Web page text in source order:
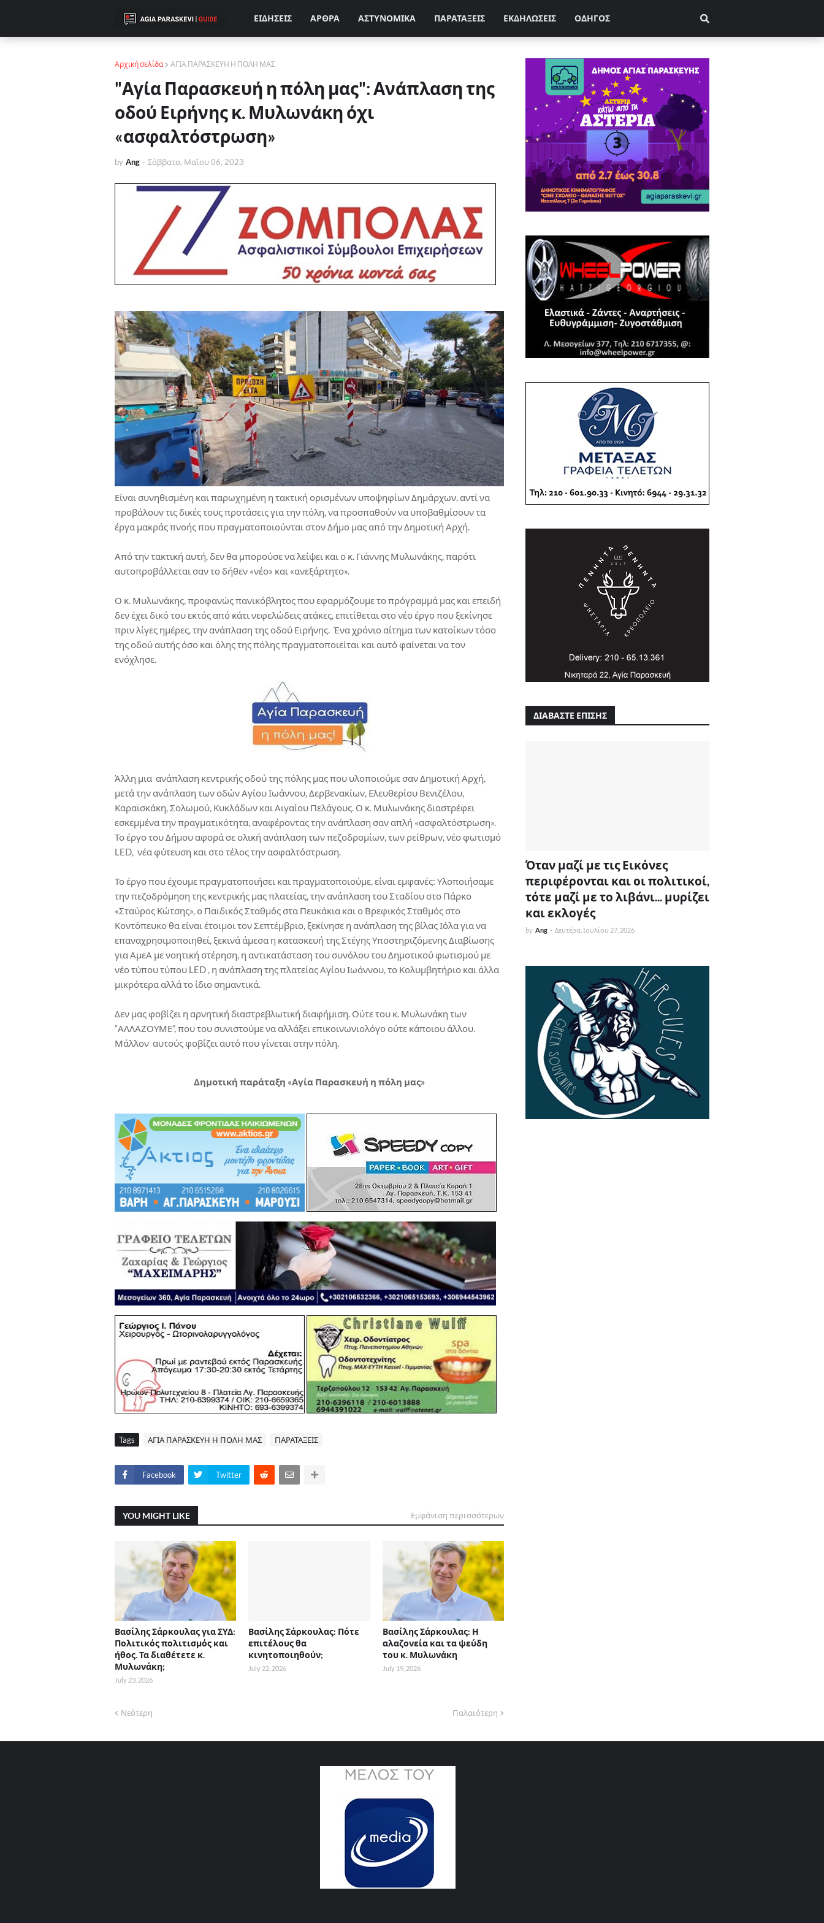
ΕΙΔΗΣΕΙΣ ΑΡΘΡΑ ΑΣΤΥΝΟΜΙΚΑ ΠΑΡΑΤΑΞΕΙΣ ΕΚΔΗΛΩΣΕΙΣ ΟΔΗΓΟΣ
Αρχική σελίδα ΑΓΙΑ ΠΑΡΑΣΚΕΥΗ Η ΠΟΛΗ ΜΑΣ
"Αγία Παρασκευή η πόλη μας": Ανάπλαση της
οδού Ειρήνης κ. Μυλωνάκη όχι
«ασφαλτόστρωση»
by Ang - Σάββατο, Μαΐου 06, 2023
Είναι συνηθισμένη και παρωχημένη η τακτική ορισμένων υποψηφίων Δημάρχων, αντί να
προβάλουν τις δικές τους προτάσεις για την πόλη, να προσπαθούν να υποβαθμίσουν τα
έργα μακράς πνοής που πραγματοποιούνται στον Δήμο μας από την Δημοτική Αρχή.
Από την τακτική αυτή, δεν θα μπορούσε να λείψει και ο κ. Γιάννης Μυλωνάκης, παρότι
αυτοπροβάλλεται σαν το δήθεν «νέο» και «ανεξάρτητο».
Ο κ. Μυλωνάκης, προφανώς πανικόβλητος που εφαρμόζουμε το πρόγραμμά μας και επειδή
δεν έχει δικό του εκτός από κάτι νεφελώδεις ατάκες, επιτίθεται στο νέο έργο που ξεκίνησε
πριν λίγες ημέρες, την ανάπλαση της οδού Ειρήνης. Ένα χρόνιο αίτημα των κατοίκων τόσο
της οδού αυτής όσο και όλης της πόλης πραγματοποιείται και αυτό φαίνεται να τον
ενόχλησε.
Άλλη μια ανάπλαση κεντρικής οδού της πόλης μας που υλοποιούμε σαν Δημοτική Αρχή,
μετά την ανάπλαση των οδών Αγίου Ιωάννου, Δερβενακίων, Ελευθερίου Βενιζέλου,
Καραϊσκάκη, Σολωμού, Κυκλάδων και Αιγαίου Πελάγους. Ο κ. Μυλωνάκης διαστρέφει
εσκεμμένα την πραγματικότητα, αναφέροντας την ανάπλαση σαν απλή «ασφαλτόστρωση».
Το έργο του Δήμου αφορά σε ολική ανάπλαση των πεζοδρομίων, των ρείθρων, νέο φωτισμό
LED, νέα φύτευση και στο τέλος την ασφαλτόστρωση.
Το έργο που έχουμε πραγματοποιήσει και πραγματοποιούμε, είναι εμφανές: Υλοποιήσαμε
την πεζοδρόμηση της κεντρικής μας πλατείας, την ανάπλαση του Σταδίου στο Πάρκο
«Σταύρος Κώτσης», ο Παιδικός Σταθμός στα Πευκάκια και ο Βρεφικός Σταθμός στο
Κοντόπευκο θα είναι έτοιμοι τον Σεπτέμβριο, ξεκίνησε η ανάπλαση της βίλας Ιόλα για να
επαναχρησιμοποιηθεί, ξεκινά άμεσα η κατασκευή της Στέγης Υποστηριζόμενης Διαβίωσης
για ΑμεΑ με νοητική στέρηση, η αντικατάσταση του συνόλου του Δημοτικού φωτισμού με
νέο τύπου τύπου LED , η ανάπλαση της πλατείας Αγίου Ιωάννου, το Κολυμβητήριο και άλλα
μικρότερα αλλά το ίδιο σημαντικά.
Δεν μας φοβίζει η αρνητική διαστρεβλωτική διαφήμιση. Ούτε του κ. Μυλωνάκη των
“ΑΛΛΑΖΟΥΜΕ”, που του συνιστούμε να αλλάξει επικοινωνιολόγο ούτε κάποιου άλλου.
Μάλλον αυτούς φοβίζει αυτό που γίνεται στην πόλη.
Δημοτική παράταξη «Αγία Παρασκευή η πόλη μας»
Tags ΑΓΙΑ ΠΑΡΑΣΚΕΥΗ Η ΠΟΛΗ ΜΑΣ ΠΑΡΑΤΑΞΕΙΣ
Facebook Twitter
YOU MIGHT LIKE Εμφάνιση περισσότερων
Βασίλης Σάρκουλας για ΣΥΔ:
Πολιτικός πολιτισμός και
ήθος. Τα διαθέτετε κ.
Μυλωνάκη;
July 23, 2026
Βασίλης Σάρκουλας: Πότε
επιτέλους θα
κινητοποιηθούν;
July 22, 2026
Βασίλης Σάρκουλας: Η
αλαζονεία και τα ψεύδη
του κ. Μυλωνάκη
July 19, 2026
Νεότερη Παλαιότερη
ΔΙΑΒΑΣΤΕ ΕΠΙΣΗΣ
Όταν μαζί με τις Εικόνες
περιφέρονται και οι πολιτικοί,
τότε μαζί με το λιβάνι... μυρίζει
και εκλογές
by Ang - Δευτέρα, Ιουλίου 27, 2026